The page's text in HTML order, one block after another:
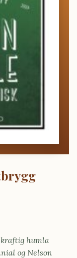
kraftig humla
og Nelson